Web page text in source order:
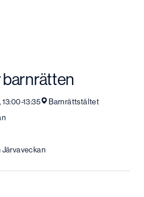
barnrätten
13:35
Barnrättstältet
Järvaveckan